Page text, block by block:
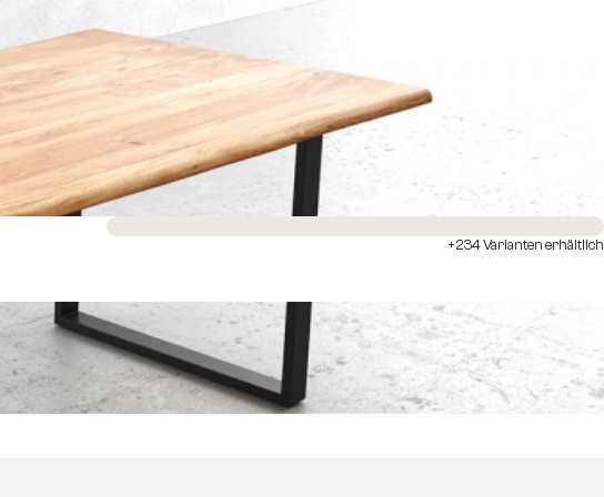
Sofort versandfertig
+234 Varianten erhältlich